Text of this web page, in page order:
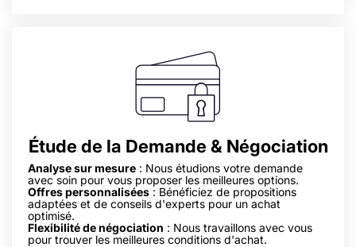
Étude de la Demande & Négociation
Analyse sur mesure : Nous étudions votre demande
avec soin pour vous proposer les meilleures options.
Offres personnalisées : Bénéficiez de propositions
adaptées et de conseils d'experts pour un achat
optimisé.
Flexibilité de négociation : Nous travaillons avec vous
pour trouver les meilleures conditions d'achat.